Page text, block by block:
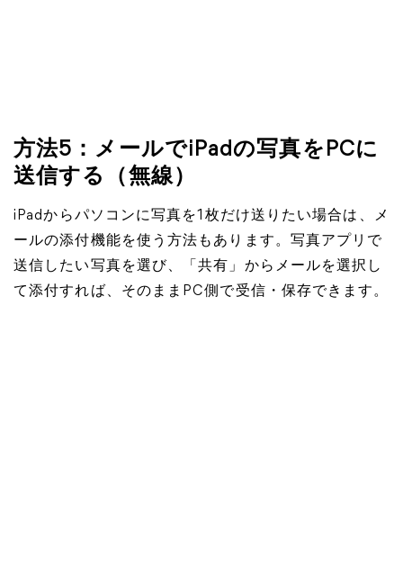
方法5：メールでiPadの写真をPCに
送信する（無線）
iPadからパソコンに写真を1枚だけ送りたい場合は、メ
ールの添付機能を使う方法もあります。写真アプリで
送信したい写真を選び、「共有」からメールを選択し
て添付すれば、そのままPC側で受信・保存できます。